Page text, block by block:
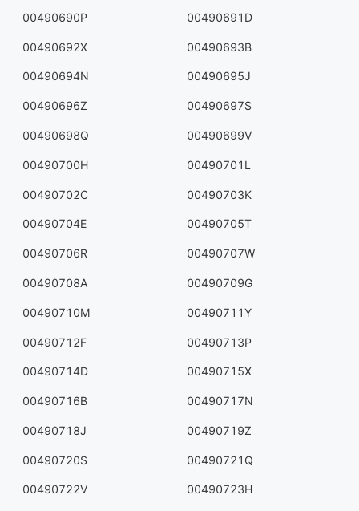
00490690P 00490691D
00490692X 00490693B
00490694N 00490695J
00490696Z 00490697S
00490698Q 00490699V
00490700H 00490701L
00490702C 00490703K
00490704E 00490705T
00490706R 00490707W
00490708A 00490709G
00490710M 00490711Y
00490712F 00490713P
00490714D 00490715X
00490716B 00490717N
00490718J 00490719Z
00490720S 00490721Q
00490722V 00490723H